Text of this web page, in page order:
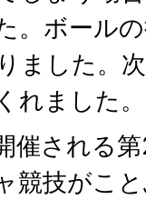
。ボール
ました。
れました。
催される
競技がこ